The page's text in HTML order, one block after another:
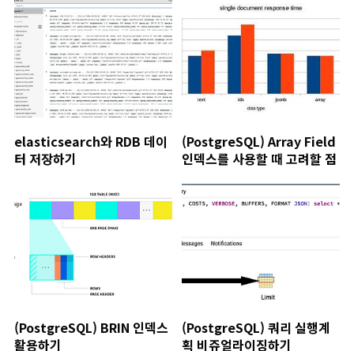
elasticsearch와 RDB 데이
터 저장하기
(PostgreSQL) Array Field
인덱스를 사용할 때 고려할 점
(PostgreSQL) BRIN 인덱스
활용하기
(PostgreSQL) 쿼리 실행계
획 비쥬얼라이징하기